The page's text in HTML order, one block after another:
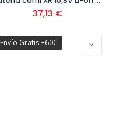
37,13 €
Envío Gratis +60€